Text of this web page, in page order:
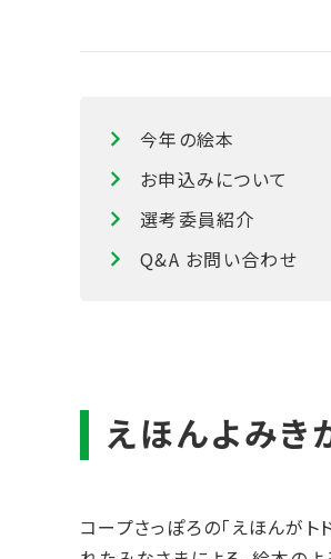
今年の絵本
お申込みについて
選考委員紹介
Q&A お問い合わせ
コープさっぽろの「えほんが